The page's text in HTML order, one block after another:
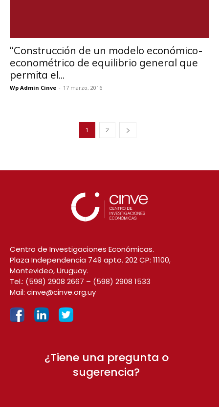
“Construcción de un modelo económico-
econométrico de equilibrio general que
permita el...
Wp Admin Cinve - 17 marzo, 2016
1 2
Centro de Investigaciones Económicas.
Plaza Independencia 749 apto. 202 CP: 11100,
Montevideo, Uruguay.
Tel.: (598) 2908 2667 – (598) 2908 1533
Mail: cinve@cinve.org.uy
¿Tiene una pregunta o
sugerencia?